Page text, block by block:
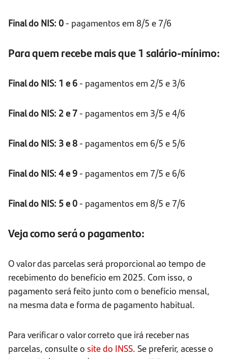
Final do NIS: 0- pagamentos em 8/5 e 7/6
Para quem recebe mais que 1 salário-mínimo:
Final do NIS: 1 e 6- pagamentos em 2/5 e 3/6
Final do NIS: 2 e 7- pagamentos em 3/5 e 4/6
Final do NIS: 3 e 8- pagamentos em 6/5 e 5/6
Final do NIS: 4 e 9- pagamentos em 7/5 e 6/6
Final do NIS: 5 e 0- pagamentos em 8/5 e 7/6
Veja como será o pagamento:
O valor das parcelas será proporcional ao tempo de
recebimento do benefício em 2025. Com isso, o
pagamento será feito junto com o benefício mensal,
na mesma data e forma de pagamento habitual.
Para verificar o valor correto que irá receber nas
parcelas, consulte o site do INSS. Se preferir, acesse o